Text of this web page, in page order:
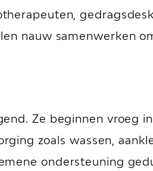
nauw samenwerken
Ze beginnen vroeg
zoals wassen,
ondersteuning